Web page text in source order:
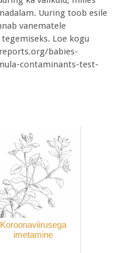
Uuring toob esile
vanematele
Loe kogu
babies-
contaminants-test-
Koroonaviirusega
imetamine